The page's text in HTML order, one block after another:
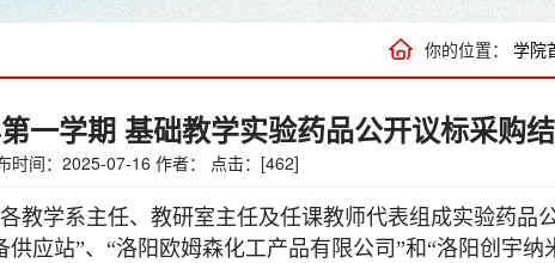
你的位置： 学院
一学期 基础教学实验药品公开议标采购
时间：2025-07-16 作者： 点击：[462]
教学系主任、教研室主任及任课教师代表组成实验药品
应站”、“洛阳欧姆森化工产品有限公司”和“洛阳创宇纳